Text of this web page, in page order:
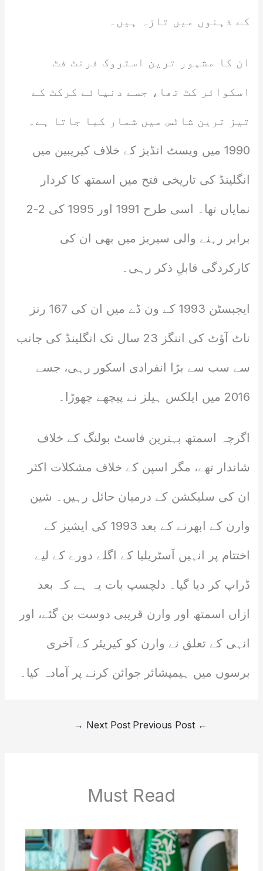
کے ذہنوں میں تازہ ہیں۔
ان کا مشہور ترین اسٹروک فرنٹ فٹ
اسکوائر کٹ تھا، جسے دنیائے کرکٹ کے
تیز ترین شاٹس میں شمار کیا جاتا ہے۔
1990 میں ویسٹ انڈیز کے خلاف کیریبین میں
انگلینڈ کی تاریخی فتح میں اسمتھ کا کردار
نمایاں تھا۔ اسی طرح 1991 اور 1995 کی 2-2
برابر رہنے والی سیریز میں بھی ان کی
کارکردگی قابلِ ذکر رہی۔
ایجبسٹن 1993 کے ون ڈے میں ان کی 167 رنز
ناٹ آؤٹ کی اننگز 23 سال تک انگلینڈ کی جانب
سے سب سے بڑا انفرادی اسکور رہی، جسے
2016 میں ایلکس ہیلز نے پیچھے چھوڑا۔
اگرچہ اسمتھ بہترین فاسٹ بولنگ کے خلاف
شاندار تھے، مگر اسپن کے خلاف مشکلات اکثر
ان کی سلیکشن کے درمیان حائل رہیں۔ شین
وارن کے ابھرنے کے بعد 1993 کی ایشیز کے
اختتام پر انہیں آسٹریلیا کے اگلے دورے کے لیے
ڈراپ کر دیا گیا۔ دلچسپ بات یہ ہے کہ بعد
ازاں اسمتھ اور وارن قریبی دوست بن گئے، اور
انہی کے تعلق نے وارن کو کیریئر کے آخری
برسوں میں ہیمپشائر جوائن کرنے پر آمادہ کیا۔
←
Next Post
→
Must Read